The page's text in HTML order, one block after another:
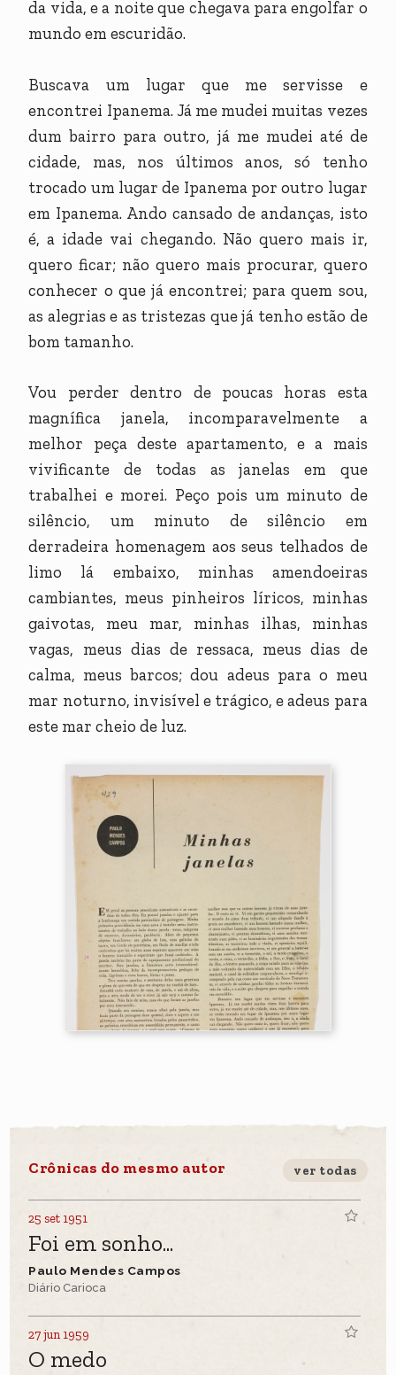
da vida, e a noite que chegava para engolfar o
mundo em escuridão.
Buscava um lugar que me servisse e
encontrei Ipanema. Já me mudei muitas vezes
dum bairro para outro, já me mudei até de
cidade, mas, nos últimos anos, só tenho
trocado um lugar de Ipanema por outro lugar
em Ipanema. Ando cansado de andanças, isto
é, a idade vai chegando. Não quero mais ir,
quero ficar; não quero mais procurar, quero
conhecer o que já encontrei; para quem sou,
as alegrias e as tristezas que já tenho estão de
bom tamanho.
Vou perder dentro de poucas horas esta
magnífica janela, incomparavelmente a
melhor peça deste apartamento, e a mais
vivificante de todas as janelas em que
trabalhei e morei. Peço pois um minuto de
silêncio, um minuto de silêncio em
derradeira homenagem aos seus telhados de
limo lá embaixo, minhas amendoeiras
cambiantes, meus pinheiros líricos, minhas
gaivotas, meu mar, minhas ilhas, minhas
vagas, meus dias de ressaca, meus dias de
calma, meus barcos; dou adeus para o meu
mar noturno, invisível e trágico, e adeus para
este mar cheio de luz.
Crônicas do mesmo autor ver todas
25 set 1951
Foi em sonho...
Paulo Mendes Campos
Diário Carioca
27 jun 1959
O medo